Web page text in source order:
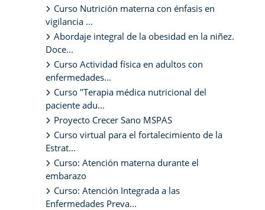
Curso Nutrición materna con énfasis en
vigilancia ...
Abordaje integral de la obesidad en la niñez.
Doce...
Curso Actividad física en adultos con
enfermedades...
Curso "Terapia médica nutricional del
paciente adu...
Proyecto Crecer Sano MSPAS
Curso virtual para el fortalecimiento de la
Estrat...
Curso: Atención materna durante el
embarazo
Curso: Atención Integrada a las
Enfermedades Preva...